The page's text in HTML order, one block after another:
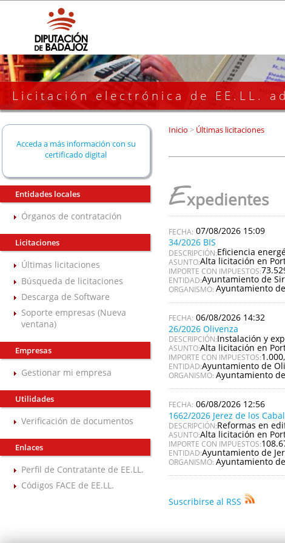
Licitación electrónica de EE.LL.
Acceda a más información con su
certificado digital
Entidades locales
Órganos de contratación
Licitaciones
Últimas licitaciones
Búsqueda de licitaciones
Descarga de Software
Soporte empresas (Nueva
ventana)
Empresas
Gestionar mi empresa
Utilidades
Verificación de documentos
Enlaces
Perfil de Contratante de EE.LL.
Códigos FACE de EE.LL.
Inicio >Últimas licitaciones
Expedientes
07/08/2026 15:09
34/2026 BIS
DESCRIPCIÓN:Eficiencia
ASUNTO:Alta licitación en
IMPORTE CON IMPUESTOS:
ENTIDAD:Ayuntamiento de
ORGANISMO: Ayuntamiento
06/08/2026 14:32
26/2026 Olivenza
DESCRIPCIÓN:Instalación y
ASUNTO:Alta licitación en
IMPORTE CON IMPUESTOS:
ENTIDAD:Ayuntamiento de
ORGANISMO: Ayuntamiento
06/08/2026 12:56
1662/2026 Jerez de los
DESCRIPCIÓN:Reformas en
ASUNTO:Alta licitación en
IMPORTE CON IMPUESTOS:
ENTIDAD:Ayuntamiento de
ORGANISMO: Ayuntamiento
Suscribirse al RSS